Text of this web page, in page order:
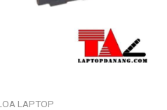
LAPTOP